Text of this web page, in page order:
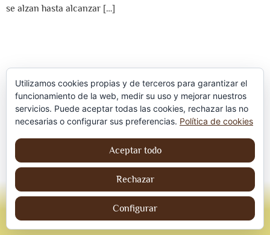
se alzan hasta alcanzar […]
Política de privacidad
Aviso Legal
Política de cookies
© Jordi contreraS – Todos los derechos
reservados
Utilizamos cookies propias y de terceros para garantizar el
funcionamiento de la web, medir su uso y mejorar nuestros
servicios. Puede aceptar todas las cookies, rechazar las no
necesarias o configurar sus preferencias. Política de cookies
Aceptar todo
Rechazar
Configurar